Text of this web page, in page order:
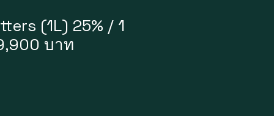
(1L) 25% / 1
บาท